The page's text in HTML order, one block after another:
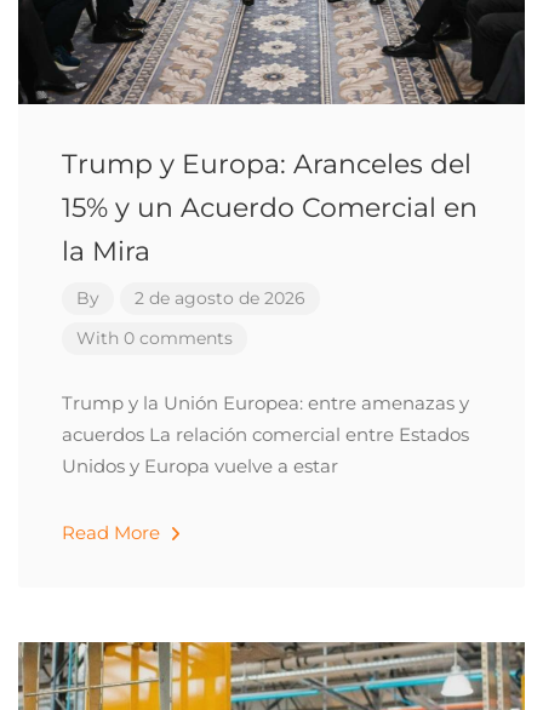
Trump y Europa: Aranceles del
15% y un Acuerdo Comercial en
la Mira
By
2 de agosto de 2026
With 0 comments
Trump y la Unión Europea: entre amenazas y
acuerdos La relación comercial entre Estados
Unidos y Europa vuelve a estar
Read More